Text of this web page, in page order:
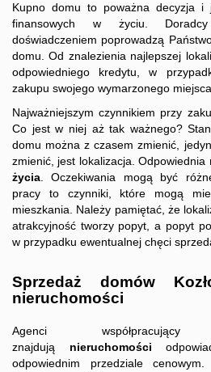
Kupno domu to poważna decyzja i
finansowych w życiu.
doświadczeniem poprowadzą
domu. Od znalezienia najlepszej
odpowiedniego kredytu, w
zakupu swojego wymarzonego miejsca.
Najważniejszym czynnikiem przy
Co jest w niej aż tak ważnego?
domu można z czasem zmienić,
zmienić, jest lokalizacja. Odpowiednia
życia . Oczekiwania mogą być
pracy to czynniki, które mogą
mieszkania. Należy pamiętać, że
atrakcyjność tworzy popyt, a popyt
w przypadku ewentualnej chęci
Sprzedaż domów
nieruchomości
Agenci
znajdują nieruchomości
odpowiednim przedziale